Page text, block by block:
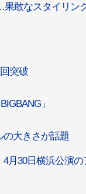
果敢なスタイリン
突破
」
の大きさが話題
4月30日横浜公演の